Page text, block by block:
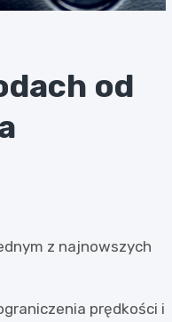
od
z najnowszych
prędkości i